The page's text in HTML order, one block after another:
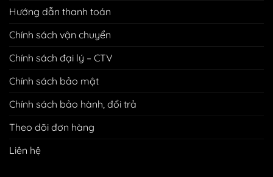
Hướng dẫn thanh toán
Chính sách vận chuyển
Chính sách đại lý – CTV
Chính sách bảo mật
Chính sách bảo hành, đổi trả
Theo dõi đơn hàng
Liên hệ